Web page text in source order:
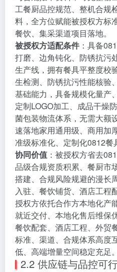
工餐厨品控规范、整机合规
料，全方位赋能被授权方标
餐饮、集采渠道项目落地。
被授权方适配条件 ：具备
打磨、边角钝化、防锈抗污
生产线，拥有餐具平整度校
生检测、防锈抗污性能核验
基础能力，具备规模化量产
定制LOGO加工、成品干燥
菌包装物流体系，无需大额
速落地家用通用级、商用加
准级标准化、定制化0812餐
协同价值 ：被授权方省去
品级合规资质积累、餐厨市
搭建、合规风险规避的漫长
入驻、餐饮铺货、酒店工程
授权方依托合作方本地化产
就近交付、本地化售后维保
餐饮配套、酒店工程、外贸
标准、渠道、合规体系高度
低、高端增量空间稳定充足。
2.2 供应链与品控可